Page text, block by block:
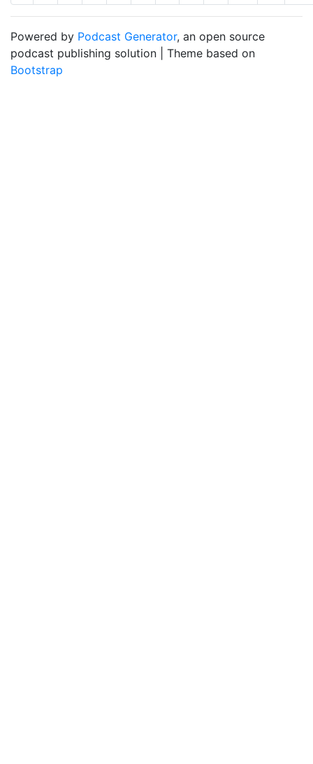
Powered by Podcast Generator, an open source
podcast publishing solution | Theme based on
Bootstrap